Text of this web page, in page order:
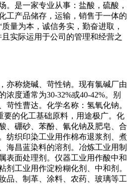
。是一家专业从事：盐酸，硫酸，
工产品储存，运输，销售于一体的
量为本，诚信务实，勤奋进取，
实际运用于公司的管理和经营之
亦称烧碱、苛性钠。现有氯碱厂由
度通常为30-32%或40-42%。别
苛性曹达。化学名称：氢氧化钠。
要的化工基础原料，用途极广。化
、硼砂、苯酚、氰化钠及肥皂、合
纺织印染工业用作棉布退浆剂、煮
海昌蓝染料的溶剂。冶炼工业用制
表面处理剂。仪器工业用作酸中和
剂工业用作淀粉糊化剂、中和剂。
品、制革、涂料、农药、玻璃等工